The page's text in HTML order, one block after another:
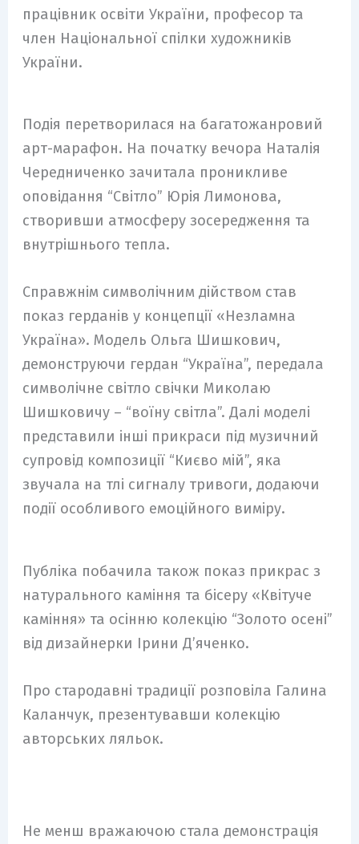
працівник освіти України, професор та
член Національної спілки художників
України.
Подія перетворилася на багатожанровий
арт-марафон. На початку вечора Наталія
Чередниченко зачитала проникливе
оповідання “Світло” Юрія Лимонова,
створивши атмосферу зосередження та
внутрішнього тепла.
Справжнім символічним дійством став
показ герданів у концепції «Незламна
Україна». Модель Ольга Шишкович,
демонструючи гердан “Україна”, передала
символічне світло свічки Миколаю
Шишковичу – “воїну світла”. Далі моделі
представили інші прикраси під музичний
супровід композиції “Києво мій”, яка
звучала на тлі сигналу тривоги, додаючи
події особливого емоційного виміру.
Публіка побачила також показ прикрас з
натурального каміння та бісеру «Квітуче
каміння» та осінню колекцію “Золото осені”
від дизайнерки Ірини Д’яченко.
Про стародавні традиції розповіла Галина
Каланчук, презентувавши колекцію
авторських ляльок.
Не менш вражаючою стала демонстрація